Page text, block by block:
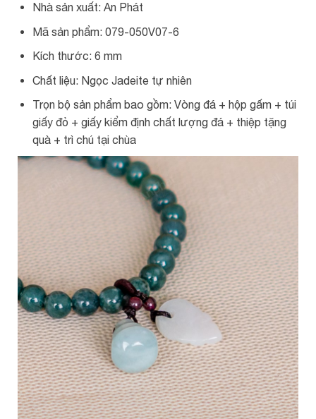
Nhà sản xuất: An Phát
Mã sản phẩm: 079-050V07-6
Kích thước: 6 mm
Chất liệu: Ngọc Jadeite tự nhiên
Trọn bộ sản phẩm bao gồm: Vòng đá + hộp gấm + túi
giấy đỏ + giấy kiểm định chất lượng đá + thiệp tặng
quà + trì chú tại chùa